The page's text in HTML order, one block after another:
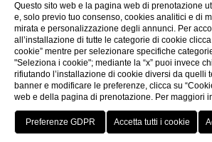
Menu Prenota Vantaggi
Whistleblowing
Accessibilità
Popilia Country Resort fa parte del
hotel del Mondo
Questo sito web e la pagina web di prenotazione
e, solo previo tuo consenso, cookies analitici e di
mirata e personalizzazione degli annunci. Per
all’installazione di tutte le categorie di cookie clicca
cookie” mentre per selezionare specifiche
"Seleziona i cookie"; mediante la “x” puoi invece
rifiutando l’installazione di cookie diversi da quelli
banner e modificare le preferenze, clicca su
web e della pagina di prenotazione. Per maggiori